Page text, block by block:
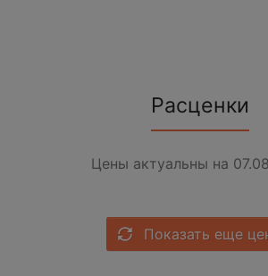
Расценки
Цены актуальны на
Показать еще